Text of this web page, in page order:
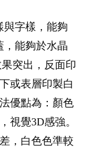
與字樣，能夠
，能夠於水晶
突出，反面印
或表層印製白
優點為：顏色
視覺3D感強。
，白色色準較